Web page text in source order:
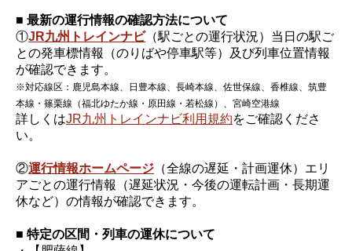
■ 最新の運行情報の確認方法について
①JR九州トレインナビ（駅ごとの運行状況）当日の駅ご
との発車標情報（のりばや停車駅等）及び列車位置情報
が確認できます。
※対応線区：鹿児島本線、日豊本線、長崎本線、佐世保線、香椎線、筑豊
本線・篠栗線（福北ゆたか線・原田線・若松線）、宮崎空港線
詳しくはJR九州トレインナビ利用規約をご確認くださ
い。
②運行情報ホームページ （全線の遅延・計画運休）エリ
アごとの運行情報（遅延状況・今後の運転計画・長期運
休など）の情報が確認できます。
■ 特定の区間・列車の運休について